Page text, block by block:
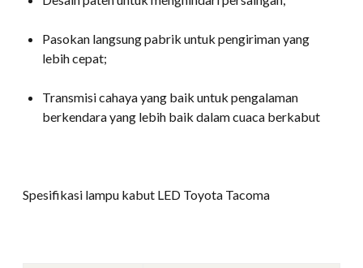
Pasokan langsung pabrik untuk pengiriman yang
lebih cepat;
Transmisi cahaya yang baik untuk pengalaman
berkendara yang lebih baik dalam cuaca berkabut
Spesifikasi lampu kabut LED Toyota Tacoma